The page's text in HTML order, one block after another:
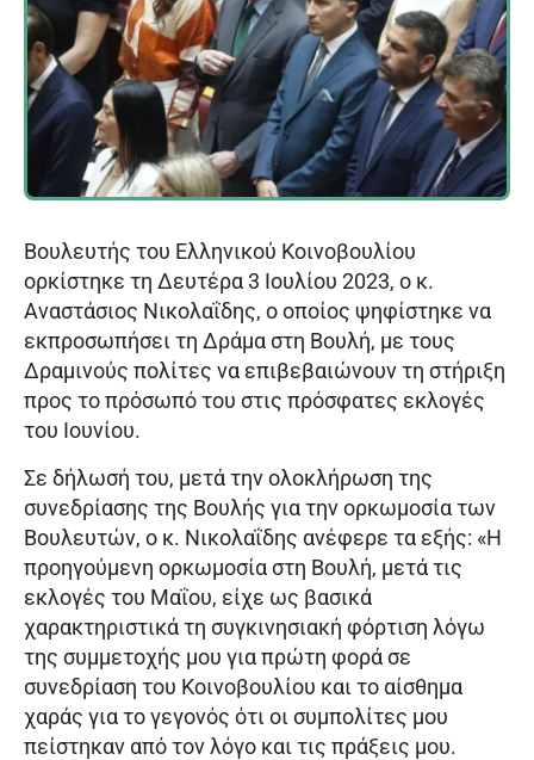
Βουλευτής του Ελληνικού Κοινοβουλίου
ορκίστηκε τη Δευτέρα 3 Ιουλίου 2023, ο κ.
Αναστάσιος Νικολαΐδης, ο οποίος ψηφίστηκε να
εκπροσωπήσει τη Δράμα στη Βουλή, με τους
Δραμινούς πολίτες να επιβεβαιώνουν τη στήριξη
προς το πρόσωπό του στις πρόσφατες εκλογές
του Ιουνίου.
Σε δήλωσή του, μετά την ολοκλήρωση της
συνεδρίασης της Βουλής για την ορκωμοσία των
Βουλευτών, ο κ. Νικολαΐδης ανέφερε τα εξής: «Η
προηγούμενη ορκωμοσία στη Βουλή, μετά τις
εκλογές του Μαΐου, είχε ως βασικά
χαρακτηριστικά τη συγκινησιακή φόρτιση λόγω
της συμμετοχής μου για πρώτη φορά σε
συνεδρίαση του Κοινοβουλίου και το αίσθημα
χαράς για το γεγονός ότι οι συμπολίτες μου
πείστηκαν από τον λόγο και τις πράξεις μου.